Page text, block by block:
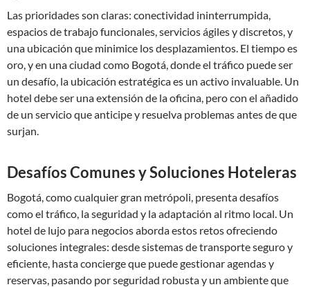
Las prioridades son claras: conectividad ininterrumpida,
espacios de trabajo funcionales, servicios ágiles y discretos, y
una ubicación que minimice los desplazamientos. El tiempo es
oro, y en una ciudad como Bogotá, donde el tráfico puede ser
un desafío, la ubicación estratégica es un activo invaluable. Un
hotel debe ser una extensión de la oficina, pero con el añadido
de un servicio que anticipe y resuelva problemas antes de que
surjan.
Desafíos Comunes y Soluciones Hoteleras
Bogotá, como cualquier gran metrópoli, presenta desafíos
como el tráfico, la seguridad y la adaptación al ritmo local. Un
hotel de lujo para negocios aborda estos retos ofreciendo
soluciones integrales: desde sistemas de transporte seguro y
eficiente, hasta concierge que puede gestionar agendas y
reservas, pasando por seguridad robusta y un ambiente que